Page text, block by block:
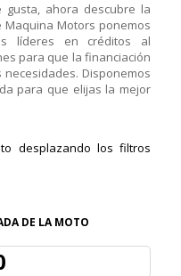
ahora descubre la
Motors ponemos
líderes en créditos al
para que la financiación
Disponemos
para que elijas la mejor
desplazando los filtros
DE LA MOTO